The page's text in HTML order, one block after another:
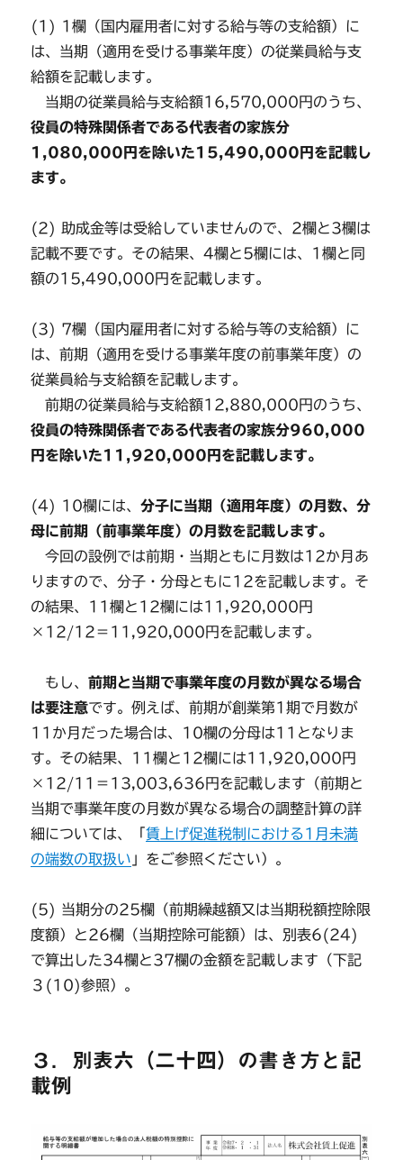
(1) 1欄（国内雇用者に対する給与等の支給額）に
は、当期（適用を受ける事業年度）の従業員給与支
給額を記載します。
当期の従業員給与支給額16,570,000円のうち、
役員の特殊関係者である代表者の家族分
1,080,000円を除いた15,490,000円を記載し
ます。
(2) 助成金等は受給していませんので、2欄と3欄は
記載不要です。その結果、4欄と5欄には、1欄と同
額の15,490,000円を記載します。
(3) 7欄（国内雇用者に対する給与等の支給額）に
は、前期（適用を受ける事業年度の前事業年度）の
従業員給与支給額を記載します。
前期の従業員給与支給額12,880,000円のうち、
役員の特殊関係者である代表者の家族分960,000
円を除いた11,920,000円を記載します。
(4) 10欄には、分子に当期（適用年度）の月数、分
母に前期（前事業年度）の月数を記載します。
今回の設例では前期・当期ともに月数は12か月あ
りますので、分子・分母ともに12を記載します。そ
の結果、11欄と12欄には11,920,000円
×12/12＝11,920,000円を記載します。
もし、前期と当期で事業年度の月数が異なる場合
は要注意です。例えば、前期が創業第1期で月数が
11か月だった場合は、10欄の分母は11となりま
す。その結果、11欄と12欄には11,920,000円
×12/11＝13,003,636円を記載します（前期と
当期で事業年度の月数が異なる場合の調整計算の詳
細については、「賃上げ促進税制における1月未満
の端数の取扱い 」をご参照ください）。
(5) 当期分の25欄（前期繰越額又は当期税額控除限
度額）と26欄（当期控除可能額）は、別表6(24)
で算出した34欄と37欄の金額を記載します（下記
３(10)参照）。
３．別表六（二十四）の書き方と記
載例